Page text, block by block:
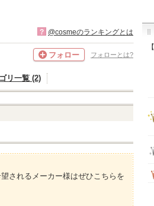
? @cosmeのランキングとは
フォロー フォローとは?
リ一覧 (2)
されるメーカー様はぜひこちらを
【